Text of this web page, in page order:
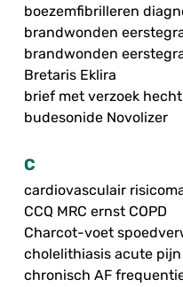
boezemfibrilleren
brandwonden
brandwonden
Bretaris Eklira
brief met verzoek
budesonide Novolizer
C
cardiovasculair
CCQ MRC ernst COPD
Charcot-voet
cholelithiasis acute pijn
chronisch AF